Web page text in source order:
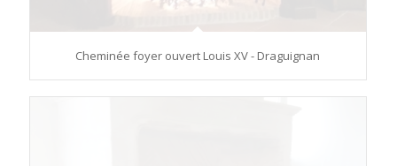
Cheminée foyer ouvert Louis XV - Draguignan